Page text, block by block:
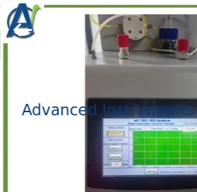
PRODUITS
-
2026
Advanced
Instruments
Co.,Limited.
All